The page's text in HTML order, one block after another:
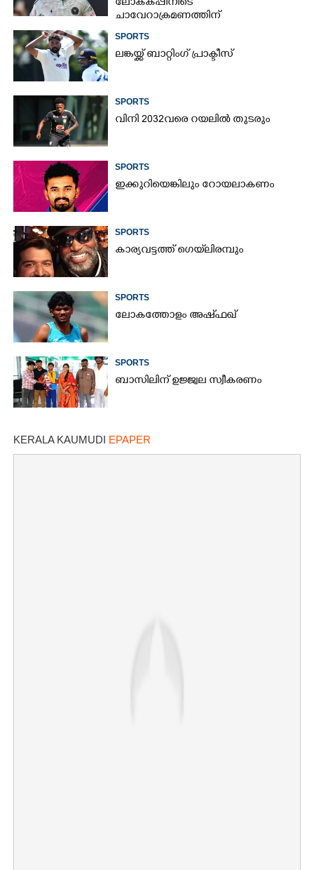
ലോകകപ്പിനിടെ
ചാവേറാക്രമണത്തിന്
SPORTS
ലങ്കയ്ക്ക് ബാറ്റിംഗ് പ്രാക്ടീസ്
SPORTS
വിനി 2032വരെ റയലിൽ തുടരും
SPORTS
ഇക്കുറിയെങ്കിലും റോയലാകണം
SPORTS
കാര്യവട്ടത്ത് ഗെയ്‌ലിരമ്പും
SPORTS
ലോകത്തോളം അഷ്ഫഖ്
SPORTS
ബാസിലിന് ഉജ്ജ്വല സ്വീകരണം
KERALA KAUMUDI EPAPER